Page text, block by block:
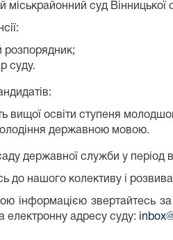
міськрайонний суд Вінницької
розпорядник;
суду.
вищої освіти ступеня
державною мовою.
державної служби у період
до нашого колективу і
інформацією звертайтесь
електронну адресу суду: